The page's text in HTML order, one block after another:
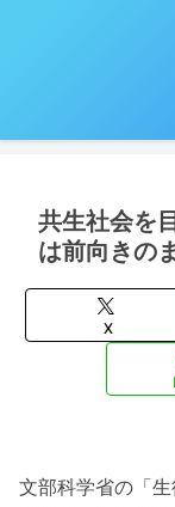
共生社会を
は前向きの
X
文部科学省の「